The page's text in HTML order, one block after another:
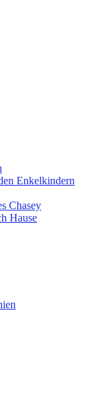
Enkelkindern
Chasey
Hause